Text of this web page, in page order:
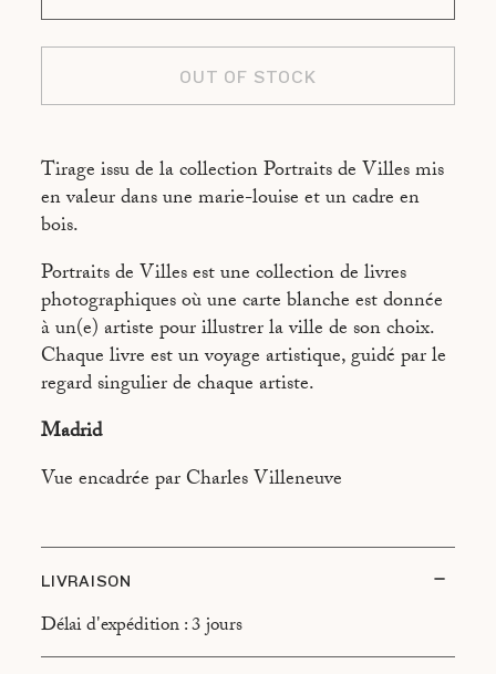
A I LOFOTEN PAR JÉRÔME GALLAND
BEYROUTH PAR THIERRY LEBRALY
BRASILIA PAR VINCENT FOURNIER
BUENOS AIRES PAR JACQUES BORGETTO
CANTON PAR LAURENT GUENEAU
CHAMONIX PAR BENOIT LINERO
FREETOWN PAR ROBBIE LAWRENCE
HONOLULU PAR NIGEL SCOTT
JERUSALEM PAR CHANTAL STOMAN
NAPLES PAR VANESSA ATLAN
OUT OF STOCK
Tirage issu de la collection Portraits de Villes mis
en valeur dans une marie-louise et un cadre en
bois.
Portraits de Villes est une collection de livres
photographiques où une carte blanche est donnée
à un(e) artiste pour illustrer la ville de son choix.
Chaque livre est un voyage artistique, guidé par le
regard singulier de chaque artiste.
Madrid
Vue encadrée par Charles Villeneuve
LIVRAISON
Délai d'expédition : 3 jours